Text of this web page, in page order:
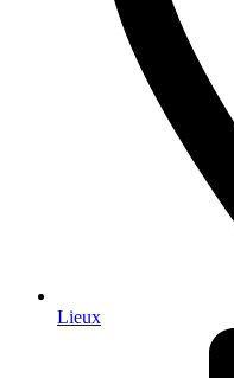
Lieux